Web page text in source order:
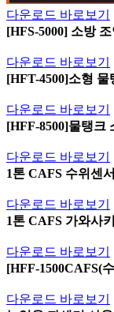
다운로드 바로보기
[HFS-5000] 소방
다운로드 바로보기
[HFT-4500]소형 물
다운로드 바로보기
[HFF-8500]물탱크
다운로드 바로보기
1톤 CAFS 수위센
다운로드 바로보기
1톤 CAFS 가와사
다운로드 바로보기
[HFF-1500CAFS(
다운로드 바로보기